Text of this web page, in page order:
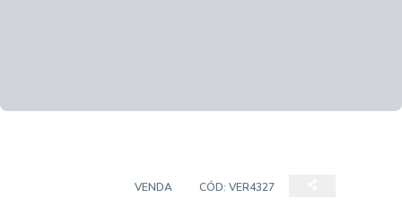
VENDA CÓD: VER4327